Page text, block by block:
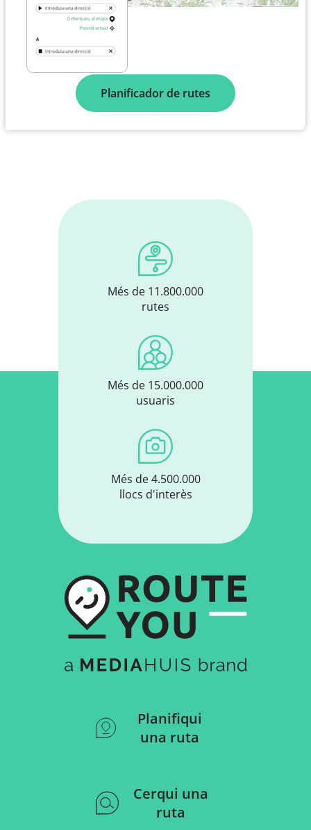
Planificador de rutes
Més de 11.800.000
rutes
Més de 15.000.000
usuaris
Més de 4.500.000
llocs d'interès
Planifiqui
una ruta
Cerqui una
ruta